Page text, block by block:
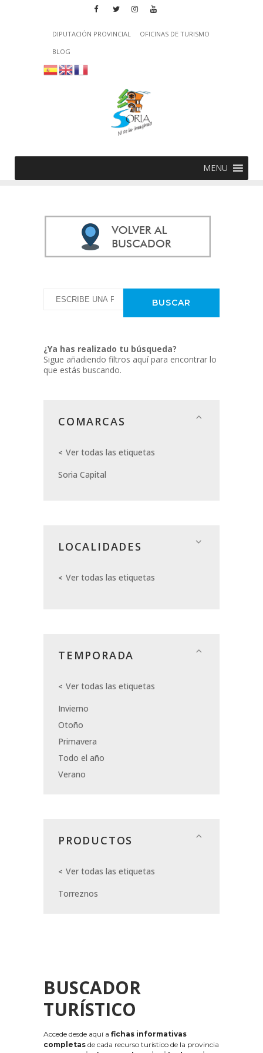
DIPUTACIÓN PROVINCIAL
OFICINAS DE TURISMO
BLOG
MENU
¿Ya has realizado tu búsqueda?
Sigue añadiendo filtros aquí para encontrar lo
que estás buscando.
COMARCAS
Ver todas las etiquetas
Soria Capital
LOCALIDADES
Ver todas las etiquetas
TEMPORADA
Ver todas las etiquetas
Invierno
Otoño
Primavera
Todo el año
Verano
PRODUCTOS
Ver todas las etiquetas
Torreznos
BUSCADOR
TURÍSTICO
Accede desde aquí a fichas informativas
completas de cada recurso turístico de la provincia